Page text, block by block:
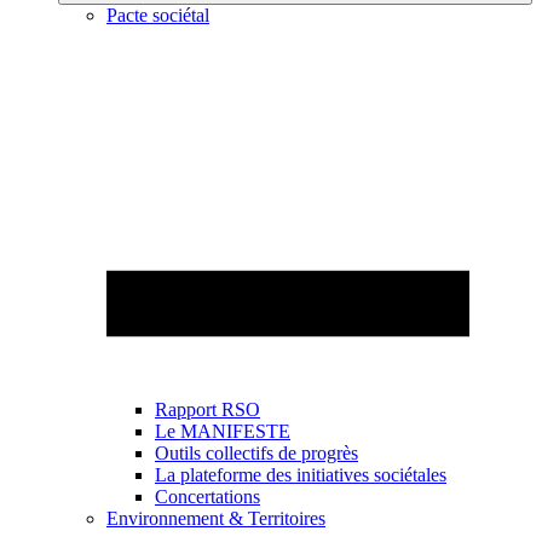
Pacte sociétal
Rapport RSO
Le MANIFESTE
Outils collectifs de progrès
La plateforme des initiatives sociétales
Concertations
Environnement & Territoires